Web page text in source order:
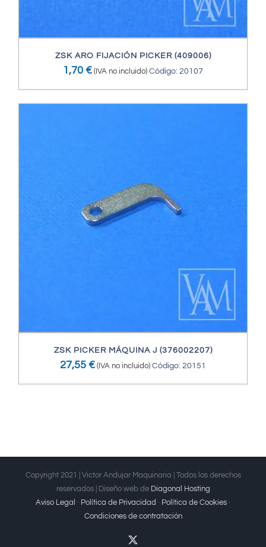
ZSK ARO FIJACIÓN PICKER (409006)
1,70 € (IVA no incluido) Código: 20107
ZSK PICKER MÁQUINA J (376002207)
27,55 € (IVA no incluido) Código: 20151
Copyright 2021 | Victor Andujar Maquinaria | Todos los derechos
reservados | Diseño web de Diagonal Hosting
Aviso Legal · Política de Privacidad · Política de Cookies ·
Condiciones de contratación